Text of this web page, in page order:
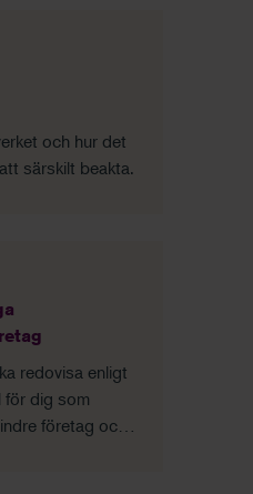
och hur det
särskilt beakta.
redovisa enligt
för dig som
företag och